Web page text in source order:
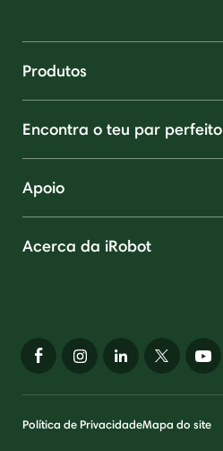
Produtos
Encontra o teu par perfeito
Apoio
Acerca da iRobot
Política de PrivacidadeMapa do site